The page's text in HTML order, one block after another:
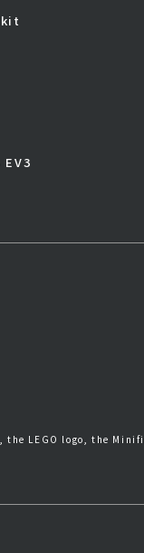
EV3
the LEGO logo, the